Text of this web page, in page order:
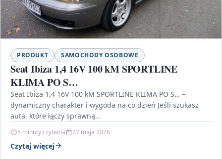
PRODUKT SAMOCHODY OSOBOWE
Seat Ibiza 1,4 16V 100 kM SPORTLINE
KLIMA PO S…
Seat Ibiza 1,4 16V 100 kM SPORTLINE KLIMA PO S… –
dynamiczny charakter i wygoda na co dzień Jeśli szukasz
auta, które łączy sprawną…
5 minuty czytania 27 maja 2026
Czytaj więcej